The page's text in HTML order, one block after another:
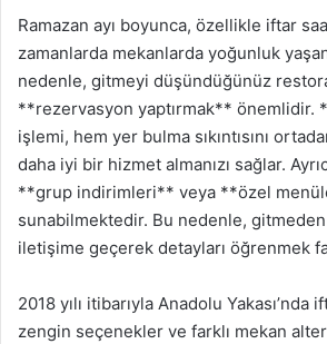
Ramazan ayı boyunca, özellikle iftar
zamanlarda mekanlarda yoğunluk
nedenle, gitmeyi düşündüğünüz
**rezervasyon yaptırmak** önemlidir.
işlemi, hem yer bulma sıkıntısını
daha iyi bir hizmet almanızı sağlar.
**grup indirimleri** veya **özel
sunabilmektedir. Bu nedenle,
iletişime geçerek detayları öğrenmek
2018 yılı itibarıyla Anadolu Yakası’nda
zengin seçenekler ve farklı mekan